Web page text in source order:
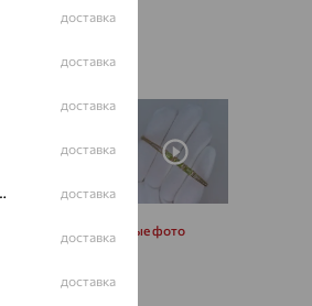
дополнительные фото
доставка
доставка
доставка
доставка
район доставка
доставка
доставка